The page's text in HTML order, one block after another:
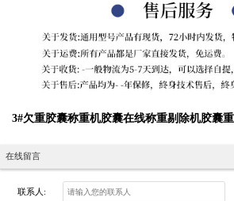
3#欠重胶囊称重机胶囊在线称重剔除机胶囊
在线留言
联系人: